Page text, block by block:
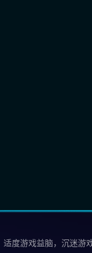
度游戏益脑，沉迷游